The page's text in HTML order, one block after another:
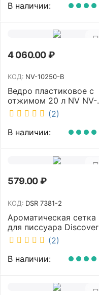
В наличии:
4 060.00₽
КОД: NV-10250-B
Ведро пластиковое с
отжимом 20 л NV NV-
10250-B
(2)
В наличии:
579.00₽
КОД: DSR 7381-2
Ароматическая сетка
для писсуара Discover
аромат Queen DSR
7381-2
(2)
В наличии: